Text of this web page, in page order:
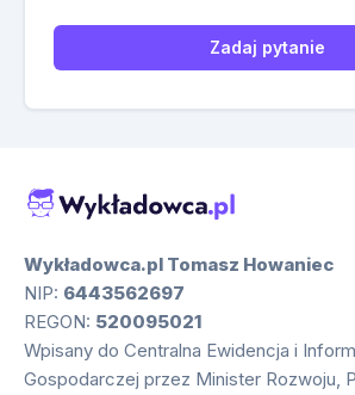
Zadaj pytanie
Wykładowca.pl Tomasz Howaniec
NIP: 6443562697
REGON: 520095021
Wpisany do Centralna Ewidencja i
Gospodarczej przez Minister Rozwoju,